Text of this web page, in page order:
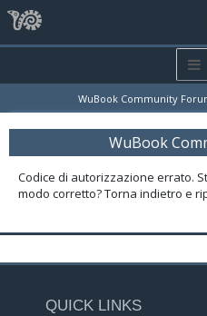
WuBook Community
WuBook
Codice di autorizzazione errato.
modo corretto? Torna indietro e
QUICK LINKS